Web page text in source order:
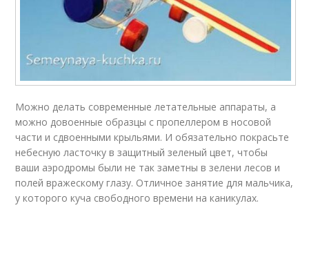
Можно делать современные летательные аппараты, а
можно довоенные образцы с пропеллером в носовой
части и сдвоенными крыльями. И обязательно покрасьте
небесную ласточку в защитный зеленый цвет, чтобы
ваши аэродромы были не так заметны в зелени лесов и
полей вражескому глазу. Отличное занятие для мальчика,
у которого куча свободного времени на каникулах.